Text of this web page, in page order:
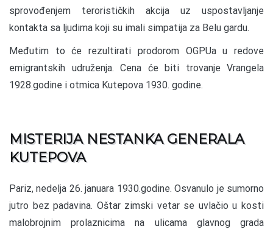
sprovođenjem terorističkih akcija uz uspostavljanje
kontakta sa ljudima koji su imali simpatija za Belu gardu.
Međutim to će rezultirati prodorom OGPUa u redove
emigrantskih udruženja. Cena će biti trovanje Vrangela
1928.godine i otmica Kutepova 1930. godine.
MISTERIJA NESTANKA GENERALA
KUTEPOVA
Pariz, nedelja 26. januara 1930.godine. Osvanulo je sumorno
jutro bez padavina. Oštar zimski vetar se uvlačio u kosti
malobrojnim prolaznicima na ulicama glavnog grada